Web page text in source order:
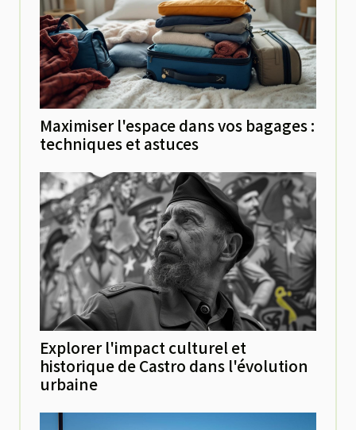
Maximiser l'espace dans vos bagages :
techniques et astuces
Explorer l'impact culturel et
historique de Castro dans l'évolution
urbaine